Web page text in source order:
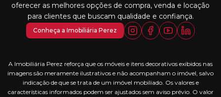
oferecer as melhores opções de compra, venda e locação
para clientes que buscam qualidade e confiança.
Conheça a Imobiliária Perez
A Imobiliária Perez reforça que os móveis e itens decorativos exibidos nas
imagens são meramente ilustrativos e não acompanham o imóvel, salvo
indicação de que se trata de um imóvel mobiliado. Os valores e
características informados podem ser ajustados sem aviso prévio. O valor